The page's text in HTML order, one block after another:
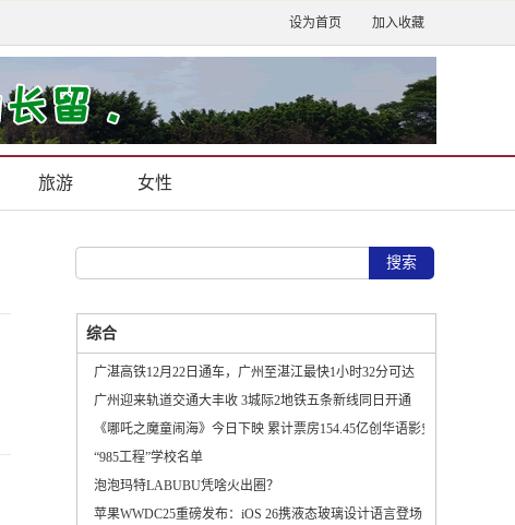
设为首页 加入收藏
旅游 女性
综合
广湛高铁12月22日通车，广州至湛江最快1小时32分可达
广州迎来轨道交通大丰收 3城际2地铁五条新线同日开通
《哪吒之魔童闹海》今日下映 累计票房154.45亿创华语影史新纪录
“985工程”学校名单
泡泡玛特LABUBU凭啥火出圈？
苹果WWDC25重磅发布：iOS 26携液态玻璃设计语言登场